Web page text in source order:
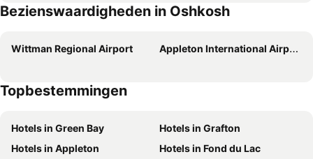
Bezienswaardigheden in Oshkosh
Wittman Regional Airport Appleton International Airport
Topbestemmingen
Hotels in Green Bay
Hotels in Grafton
Hotels in Appleton
Hotels in Fond du Lac